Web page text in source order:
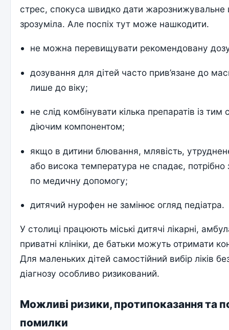
стрес, спокуса швидко дати жарознижувальне
зрозуміла. Але поспіх тут може нашкодити.
не можна перевищувати рекомендовану
дозування для дітей часто прив’язане до
лише до віку;
не слід комбінувати кілька препаратів із
діючим компонентом;
якщо в дитини блювання, млявість,
або висока температура не спадає, потрібно
по медичну допомогу;
дитячий нурофен не замінює огляд педіатра.
У столиці працюють міські дитячі лікарні,
приватні клініки, де батьки можуть отримати
Для маленьких дітей самостійний вибір ліків
діагнозу особливо ризикований.
Можливі ризики, протипоказання та
помилки